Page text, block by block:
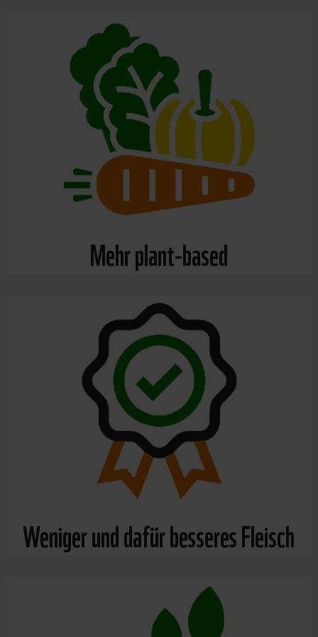
Mehr plant-based
Weniger und dafür besseres Fleisch